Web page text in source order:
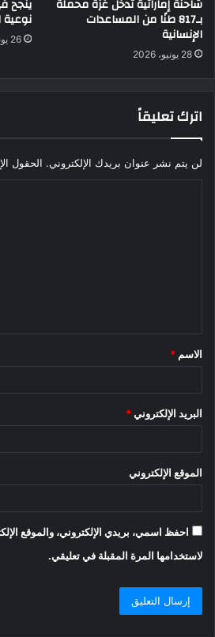
شاحنة إماراتية تدخل غزة محملة
بـ817 طنًا من المساعدات
الإنسانية
28 يونيو، 2026
26 يونيو، 2026
اترك تعليقاً
لن يتم نشر عنوان بريدك الإلكتروني. الحقول
*
الاسم *
البريد الإلكتروني *
الموقع الإلكتروني
احفظ اسمي، بريدي الإلكتروني، والموقع
لاستخدامها المرة المقبلة في تعليقي.